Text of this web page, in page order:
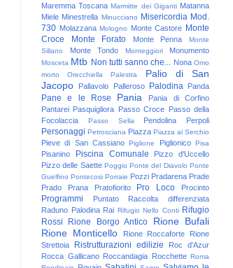
Maremma Toscana Marmitte dei Giganti Matanna
Miele Minestrella Minucciano Misericordia Mod.
730 Molazzana Mologno Monte Castore Monte
Croce
Monte Forato Monte Penna
Monte
Sillano
Monte Tondo Monteggiori Monumento
Mosceta Mtb Non tutti sanno che... Nona Omo
morto
Orecchiella Palestra
Palio di San
Jacopo
Pallavolo Palleroso Palodina Panda
Pane e le Rose Pania
Pania di Corfino
Pantarei Pasquigliora Passo Croce Passo della
Focolaccia
Passo Sella Pendolina Perpoli
Personaggi Petrosciana Piazza Piazza al Serchio
Pieve di San Cassiano Piglione Piglionico Pisa
Pisanino Piscina Comunale
Pizzo d'Uccello
Pizzo delle Saette Poggio Ponte del Diavolo Ponte
Guelfino Pontecosi Porraie Pozzi Pradarena Prade
Prado
Prana Pratofiorito Pro Loco Procinto
Programmi Puntato
Raccolta differenziata
Raduno Palodina Rai Rifugio Nello Conti Rifugio
Rossi
Rione Borgo Antico
Rione Bufali
Rione Monticello
Rione Roccaforte
Rione
Strettoia
Ristrutturazioni edilizie
Roc d'Azur
Rocca Gallicano Roccandagia Rocchette Roma